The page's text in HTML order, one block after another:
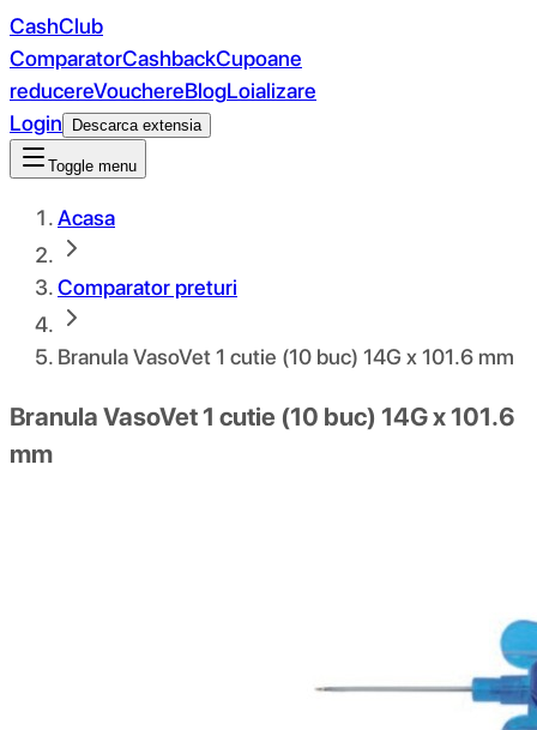
CashClub
ComparatorCashbackCupoane
reducereVouchereBlogLoializare
Login
Descarca extensia
Toggle menu
Acasa
Comparator preturi
Branula VasoVet 1 cutie (10 buc) 14G x 101.6 mm
Branula VasoVet 1 cutie (10 buc) 14G x 101.6
mm